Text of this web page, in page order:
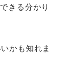
きる分かり
かも知れま